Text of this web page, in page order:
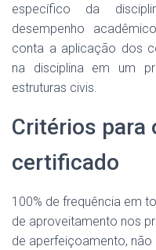
específico da
desempenho
conta a aplicação dos
na disciplina em um
estruturas civis.
Critérios para
certificado
100% de frequência em
de aproveitamento nos
de aperfeiçoamento, não